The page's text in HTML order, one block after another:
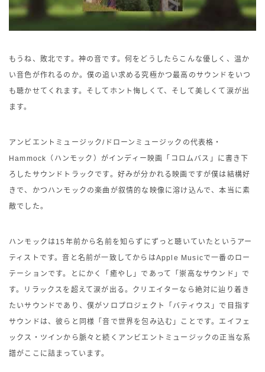
もうね、敗北です。神の音です。何をどうしたらこんな優しく、温か
い音色が作れるのか。僕の追い求める究極かつ最高のサウンドをいつ
も聴かせてくれます。そしてホント悔しくて、そして美しくて涙が出
ます。
アンビエントミュージック/ドローンミュージックの代表格・
Hammock（ハンモック）がインディー映画「コロムバス」に書き下
ろしたサウンドトラックです。好みが分かれる映画ですが僕は結構好
きで、かつハンモックの楽曲が叙情的な映像に溶け込んで、本当に素
敵でした。
ハンモックは15年前から名前を知らずにずっと聴いていたというアー
ティストです。音と名前が一致してからはApple Musicで一番のロー
テーションです。とにかく「癒やし」であって「崇高なサウンド」で
す。リラックスを超えて涙が出る。クリエイターなら絶対に辿り着き
たいサウンドであり、僕がソロプロジェクト「バティウス」で目指す
サウンドは、彼らと同様「音で世界を包み込む」ことです。エイフェ
ックス・ツインから脈々と続くアンビエントミュージックの正当な系
譜がここに詰まっています。